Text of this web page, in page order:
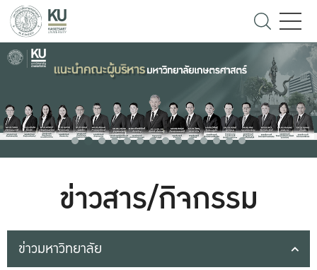
ข่าวสาร/กิจกรรม
ข่าวมหาวิทยาลัย